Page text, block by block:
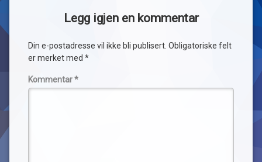
Legg igjen en kommentar
Din e-postadresse vil ikke bli publisert. Obligatoriske felt
er merket med *
Kommentar*